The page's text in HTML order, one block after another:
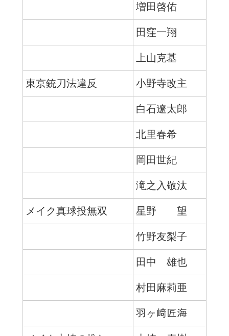
増田啓佑
田窪一翔
上山克基
東京銃刀法違反 小野寺改主
白石遼太郎
北里春希
岡田世紀
滝之入敬汰
メイク真球投無双 星野 望
竹野友梨子
田中 雄也
村田麻莉亜
羽ヶ﨑匠海